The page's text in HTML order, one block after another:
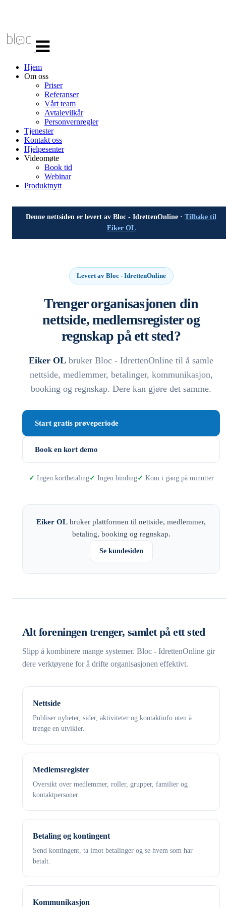
navigasjon
Hjem
Om oss
Priser
Referanser
Vårt team
Avtalevilkår
Personvernregler
Tjenester
Kontakt oss
Hjelpesenter
Videomøte
Book tid
Webinar
Produktnytt
Denne nettsiden er levert av Bloc - IdrettenOnline · Tilbake til
Eiker OL
Levert av Bloc - IdrettenOnline
Trenger organisasjonen din
nettside, medlemsregister og
regnskap på ett sted?
Eiker OL bruker Bloc - IdrettenOnline til å samle
nettside, medlemmer, betalinger, kommunikasjon,
booking og regnskap. Dere kan gjøre det samme.
Start gratis prøveperiode
Book en kort demo
Ingen kortbetaling Ingen binding Kom i gang på minutter
Eiker OL bruker plattformen til nettside, medlemmer,
betaling, booking og regnskap.
Se kundesiden
Alt foreningen trenger, samlet på ett sted
Slipp å kombinere mange systemer. Bloc - IdrettenOnline gir
dere verktøyene for å drifte organisasjonen effektivt.
Nettside
Publiser nyheter, sider, aktiviteter og kontaktinfo uten å
trenge en utvikler.
Medlemsregister
Oversikt over medlemmer, roller, grupper, familier og
kontaktpersoner.
Betaling og kontingent
Send kontingent, ta imot betalinger og se hvem som har
betalt.
Kommunikasjon